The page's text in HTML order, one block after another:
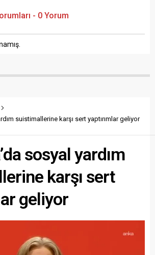
- 0 Yorum
suistimallerine karşı sert yaptırımlar geliyor
sosyal yardım
karşı sert
geliyor